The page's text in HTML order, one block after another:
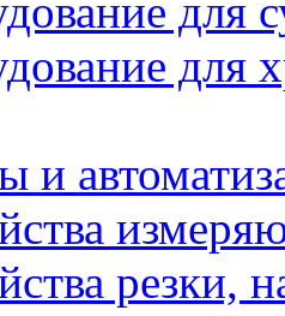
для
для
резки,